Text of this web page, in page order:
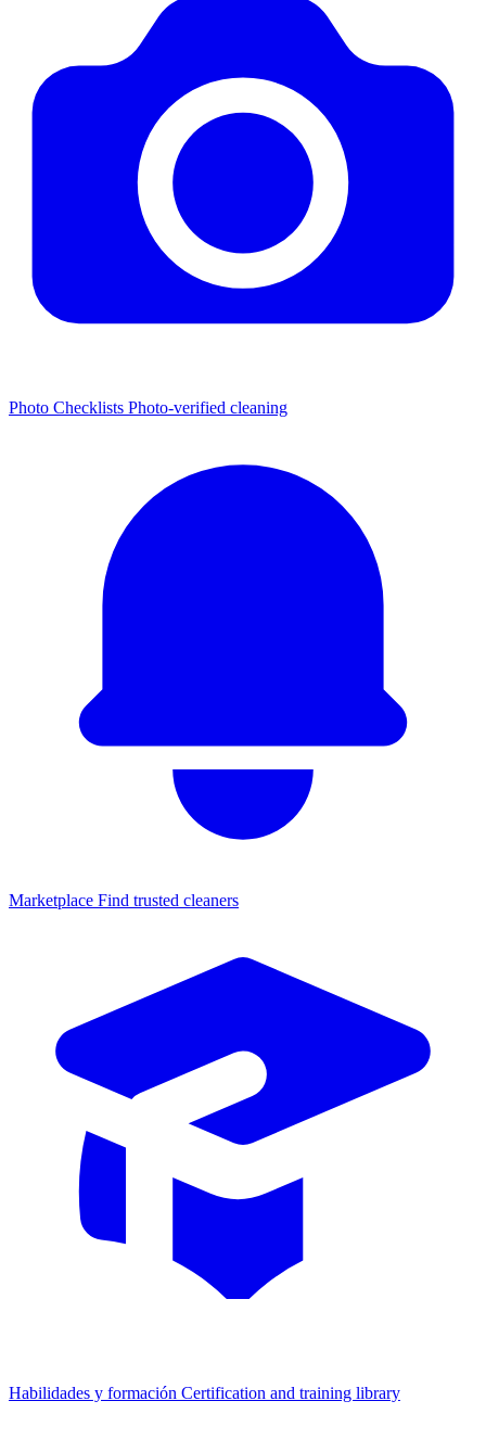
Photo Checklists Photo-verified cleaning
Marketplace Find trusted cleaners
Habilidades y formación Certification and training library